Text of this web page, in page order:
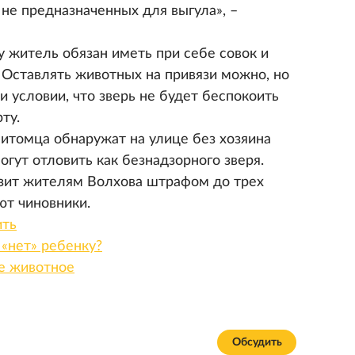
предназначенных для выгула», –
обязан иметь при себе совок и
животных на привязи можно, но
что зверь не будет беспокоить
обнаружат на улице без хозяина
отловить как безнадзорного зверя.
жителям Волхова штрафом до трех
чиновники.
ребенку?
животное
Обсудить